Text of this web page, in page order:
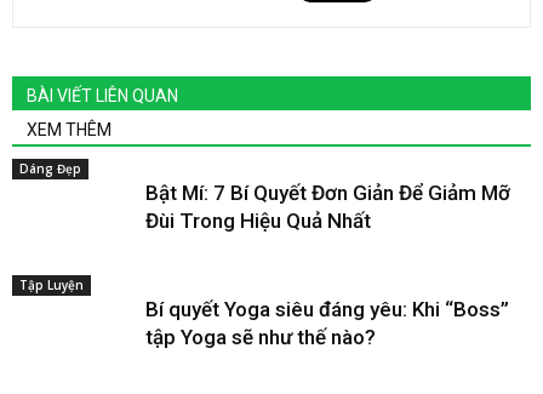
BÀI VIẾT LIÊN QUAN
XEM THÊM
Dáng Đẹp
Bật Mí: 7 Bí Quyết Đơn Giản Để Giảm Mỡ
Đùi Trong Hiệu Quả Nhất
Tập Luyện
Bí quyết Yoga siêu đáng yêu: Khi “Boss”
tập Yoga sẽ như thế nào?